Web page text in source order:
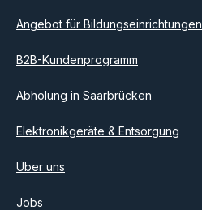
Angebot für Bildungseinrichtungen
B2B-Kundenprogramm
Abholung in Saarbrücken
Elektronikgeräte & Entsorgung
Über uns
Jobs